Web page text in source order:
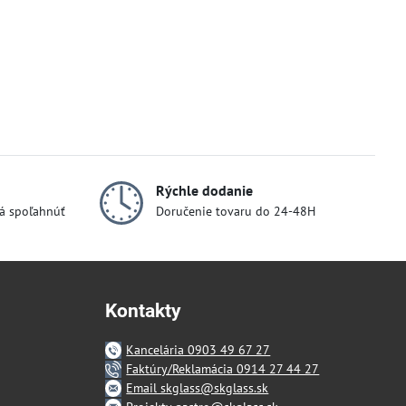
spoľahnúť
Rýchle dodanie
Doručenie tovaru do 24-48H
Kontakty
Kancelária 0903 49 67 27
Faktúry/Reklamácia 0914 27 44 27
Email skglass@skglass.sk